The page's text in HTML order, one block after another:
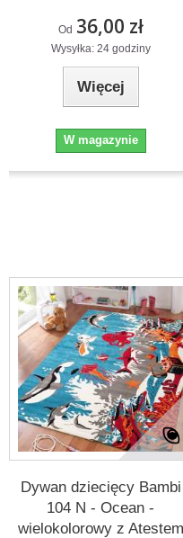
Od 36,00 zł
Wysyłka: 24 godziny
Więcej
W magazynie
Dywan dziecięcy Bambi
104 N - Ocean -
wielokolorowy z Atestem